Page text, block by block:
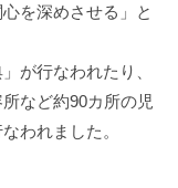
を深めさせる」と
が⾏なわれたり、
など約90カ所の児
われました。